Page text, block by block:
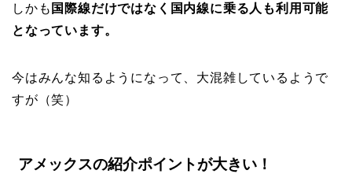
しかも 国際線だけではなく国内線に乗る人も利用可能
となっています。
今はみんな知るようになって、大混雑しているようで
すが（笑）
アメックスの紹介ポイントが大きい！